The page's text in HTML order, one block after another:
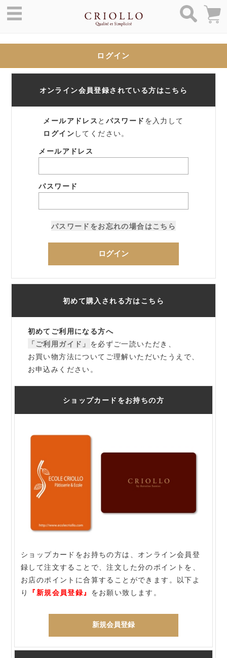
ログイン
オンライン会員登録されている方はこちら
メールアドレス と パスワード を入力して
ログイン してください。
メールアドレス
パスワード
パスワードをお忘れの場合はこちら
ログイン
初めて購入される方はこちら
初めてご利用になる方へ
「ご利用ガイド」 を必ずご一読いただき、
お買い物方法についてご理解いただいたうえで、
お申込みください。
ショップカードをお持ちの方
ショップカードをお持ちの方は、オンライン会員登
録して注文することで、注文した分のポイントを、
お店のポイントに合算することができます。以下よ
り 『新規会員登録』 をお願い致します。
新規会員登録